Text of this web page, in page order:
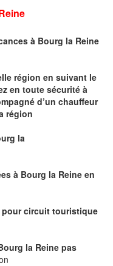
à Bourg la Reine
région en suivant le
en toute sécurité à
d’un chauffeur
région
la
à Bourg la Reine en
pour circuit touristique
la Reinepas